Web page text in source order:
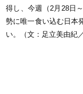
得し、今週（2月28日
勢に唯一食い込む日本
い。（文：足立美由紀